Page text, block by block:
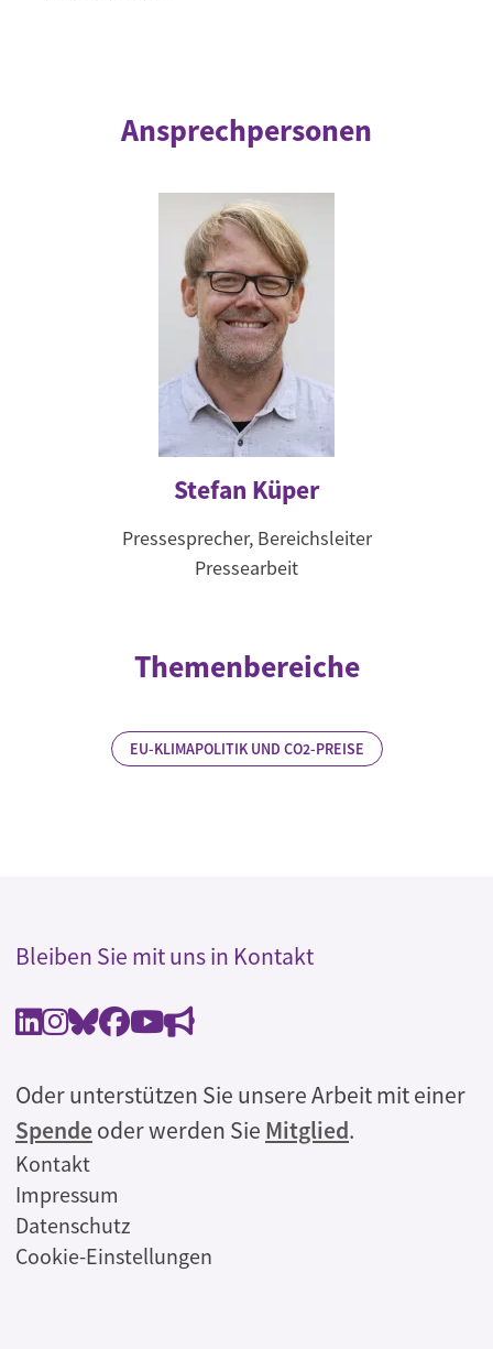
Ansprechpersonen
Stefan Küper
Pressesprecher, Bereichsleiter
Pressearbeit
Themenbereiche
EU-KLIMAPOLITIK UND CO2-PREISE
Bleiben Sie mit uns in Kontakt
Oder unterstützen Sie unsere Arbeit mit einer
Spendeoder werden Sie Mitglied.
Rechtliches
Kontakt
Impressum
Datenschutz
Cookie-Einstellungen